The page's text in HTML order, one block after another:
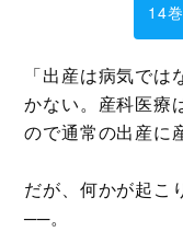
14
「出産は病気で
かない。産科医療
ので通常の出産に
だが、何かが起こ
──。